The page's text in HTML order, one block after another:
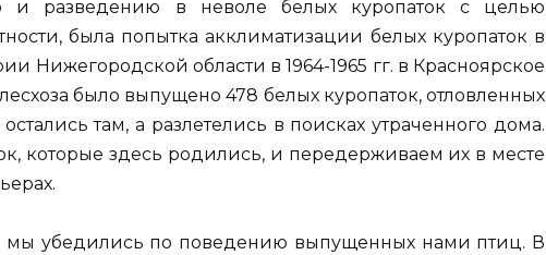
и разведению в неволе белых куропаток с целью
была попытка акклиматизации белых куропаток в
Нижегородской области в 1964-1965 гг. в Красноярское
было выпущено 478 белых куропаток, отловленных
там, а разлетелись в поисках утраченного дома.
которые здесь родились, и передерживаем их в месте
мы убедились по поведению выпущенных нами птиц. В